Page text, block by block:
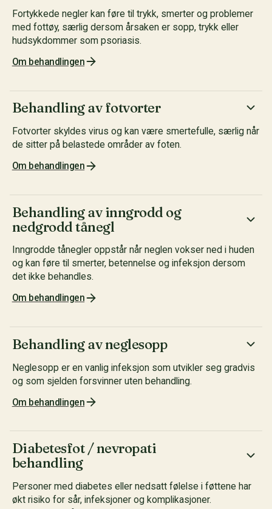
Fortykkede negler kan føre til trykk, smerter og problemer
med fottøy, særlig dersom årsaken er sopp, trykk eller
hudsykdommer som psoriasis.
Om behandlingen
Behandling av fotvorter
Fotvorter skyldes virus og kan være smertefulle, særlig når
de sitter på belastede områder av foten.
Om behandlingen
Behandling av inngrodd og
nedgrodd tånegl
Inngrodde tånegler oppstår når neglen vokser ned i huden
og kan føre til smerter, betennelse og infeksjon dersom
det ikke behandles.
Om behandlingen
Behandling av neglesopp
Neglesopp er en vanlig infeksjon som utvikler seg gradvis
og som sjelden forsvinner uten behandling.
Om behandlingen
Diabetesfot / nevropati
behandling
Personer med diabetes eller nedsatt følelse i føttene har
økt risiko for sår, infeksjoner og komplikasjoner.